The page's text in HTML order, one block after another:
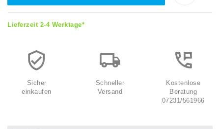
Lieferzeit 2-4 Werktage*
Sicher
einkaufen
Schneller
Versand
Kostenlose
Beratung
07231/561966